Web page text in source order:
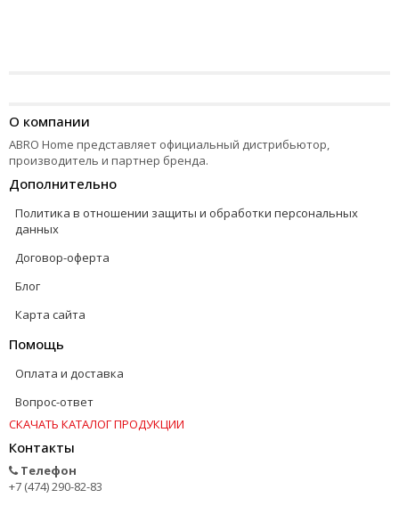
О компании
ABRO Home представляет официальный дистрибьютор,
производитель и партнер бренда.
Дополнительно
Политика в отношении защиты и обработки персональных
данных
Договор-оферта
Блог
Карта сайта
Помощь
Оплата и доставка
Вопрос-ответ
СКАЧАТЬ КАТАЛОГ ПРОДУКЦИИ
Контакты
Телефон
+7 (474) 290-82-83